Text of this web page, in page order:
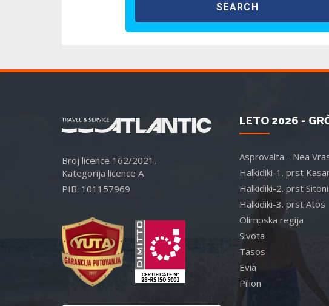
Broj licence 162/2021,
Kategorija licence A
PIB: 101157969
LETO 2026 -
Asprovalta - Nea
Halkidiki-1. prst
Halkidiki-2. prst
Halkidiki-3. prst Atos
Olimpska regija
Sivota
Tasos
Evia
Pilion